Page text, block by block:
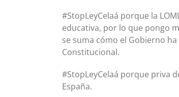
#StopLeyCelaá porque la
educativa, por lo que pongo
se suma cómo el Gobierno
Constitucional.
#StopLeyCelaá porque priva
España.